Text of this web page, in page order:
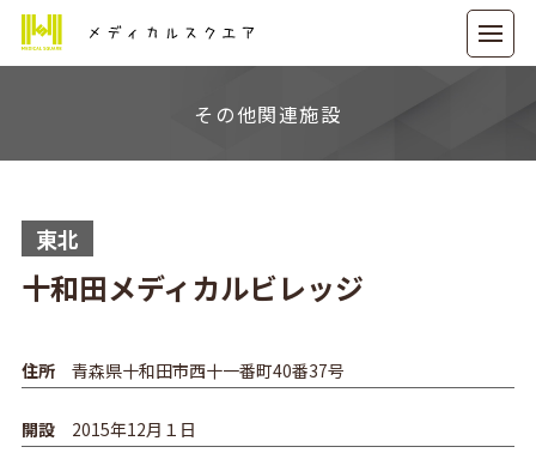
メディカルスクエア
その他関連施設
東北
十和田メディカルビレッジ
住所 青森県十和田市西十一番町40番37号
開設 2015年12月１日